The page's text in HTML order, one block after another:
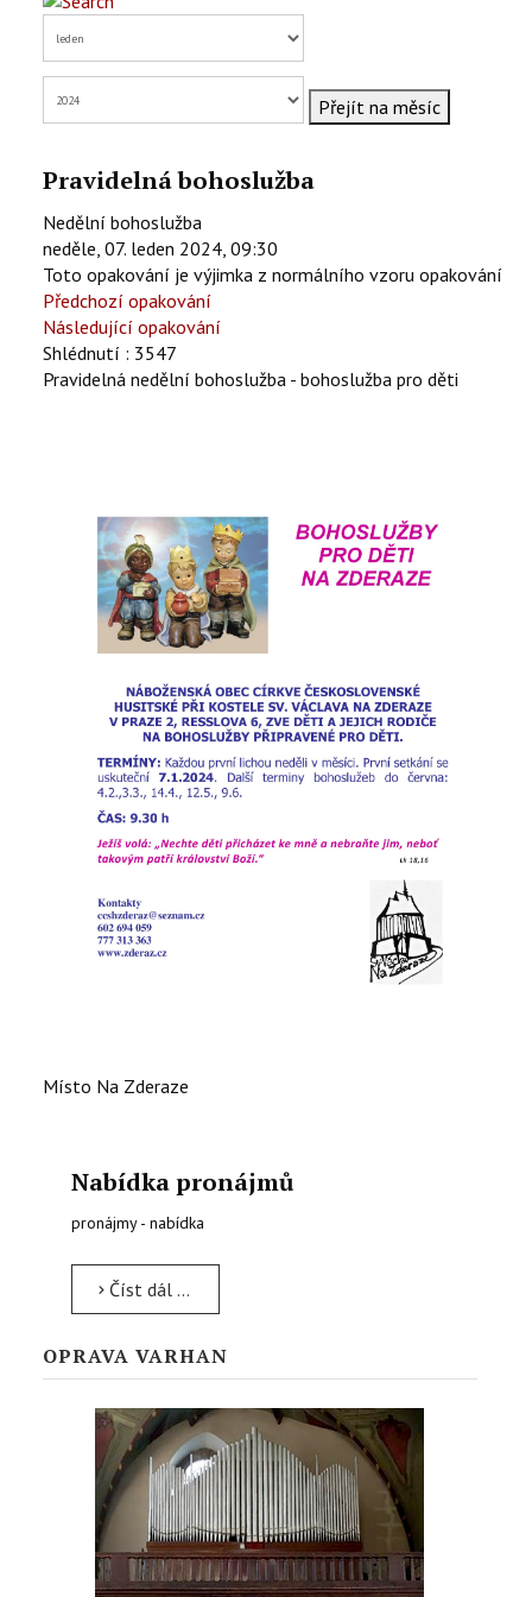
KONTAKTY
EN
Přejít na měsíc
Pravidelná bohoslužba
Nedělní bohoslužba
neděle, 07. leden 2024, 09:30
Toto opakování je výjimka z normálního vzoru opakování
Předchozí opakování
Následující opakování
Shlédnutí : 3547
Pravidelná nedělní bohoslužba - bohoslužba pro děti
Místo Na Zderaze
Nabídka pronájmů
pronájmy - nabídka
Číst dál …
OPRAVA VARHAN